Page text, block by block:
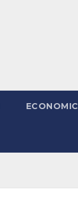
ECONOMIC